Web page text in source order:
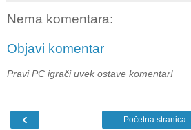
Nema komentara:
Objavi komentar
Pravi PC igrači uvek ostave komentar!
‹ Početna stranica